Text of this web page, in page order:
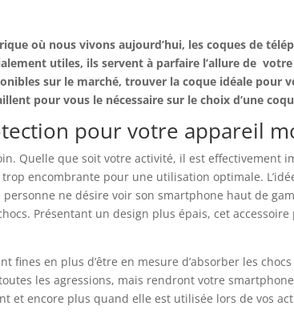
où nous vivons aujourd’hui, les coques de
utiles, ils servent à parfaire l’allure de votre
sur le marché, trouver la coque idéale pour
pour vous le nécessaire sur le choix d’une
pour votre appareil
Quelle que soit votre activité, il est effectivement
encombrante pour une utilisation optimale.
ne désire voir son smartphone haut de
Présentant un design plus épais, cet
fines en plus d’être en mesure d’absorber les
les agressions, mais rendront votre
encore plus quand elle est utilisée lors de vos